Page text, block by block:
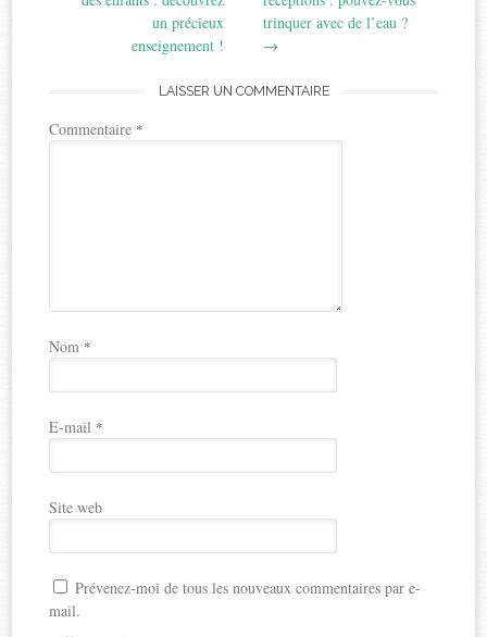
un précieux
enseignement !
trinquer avec de l’eau ?
→
LAISSER UN COMMENTAIRE
Commentaire *
Nom *
E-mail *
Site web
Prévenez-moi de tous les nouveaux commentaires par e-
mail.